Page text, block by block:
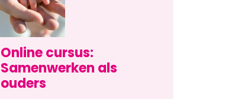
Online cursus:
Samenwerken als
ouders